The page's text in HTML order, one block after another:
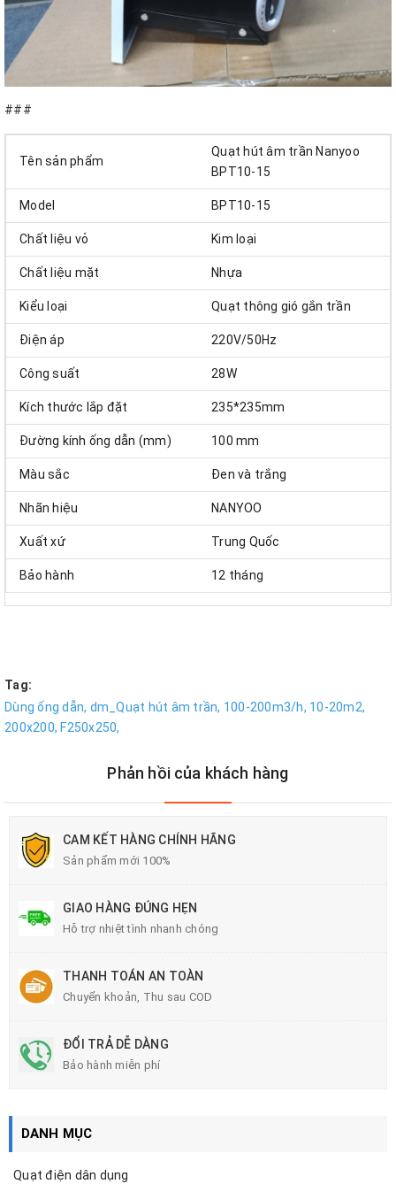
###
Tên sản phẩm
Quạt hút âm trần Nanyoo
BPT10-15
Model BPT10-15
Chất liệu vỏ Kim loại
Chất liệu mặt Nhựa
Kiểu loại Quạt thông gió gắn trần
Điện áp 220V/50Hz
Công suất 28W
Kích thước lắp đặt 235*235mm
Đường kính ống dẫn (mm) 100 mm
Màu sắc Đen và trắng
Nhãn hiệu NANYOO
Xuất xứ Trung Quốc
Bảo hành 12 tháng
Tag:
Dùng ống dẫn, dm_Quạt hút âm trần, 100-200m3/h, 10-20m2,
200x200, F250x250,
Phản hồi của khách hàng
CAM KẾT HÀNG CHÍNH HÃNG
Sản phẩm mới 100%
GIAO HÀNG ĐÚNG HẸN
Hỗ trợ nhiệt tình nhanh chóng
THANH TOÁN AN TOÀN
Chuyển khoản, Thu sau COD
ĐỔI TRẢ DỄ DÀNG
Bảo hành miễn phí
DANH MỤC
Quạt điện dân dụng